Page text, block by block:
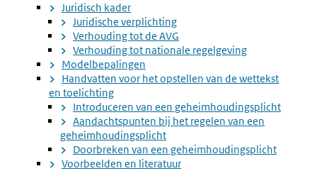
Juridisch kader
Juridische verplichting
Verhouding tot de AVG
Verhouding tot nationale regelgeving
Modelbepalingen
Handvatten voor het opstellen van de wettekst
en toelichting
Introduceren van een geheimhoudingsplicht
Aandachtspunten bij het regelen van een
geheimhoudingsplicht
Doorbreken van een geheimhoudingsplicht
Voorbeelden en literatuur